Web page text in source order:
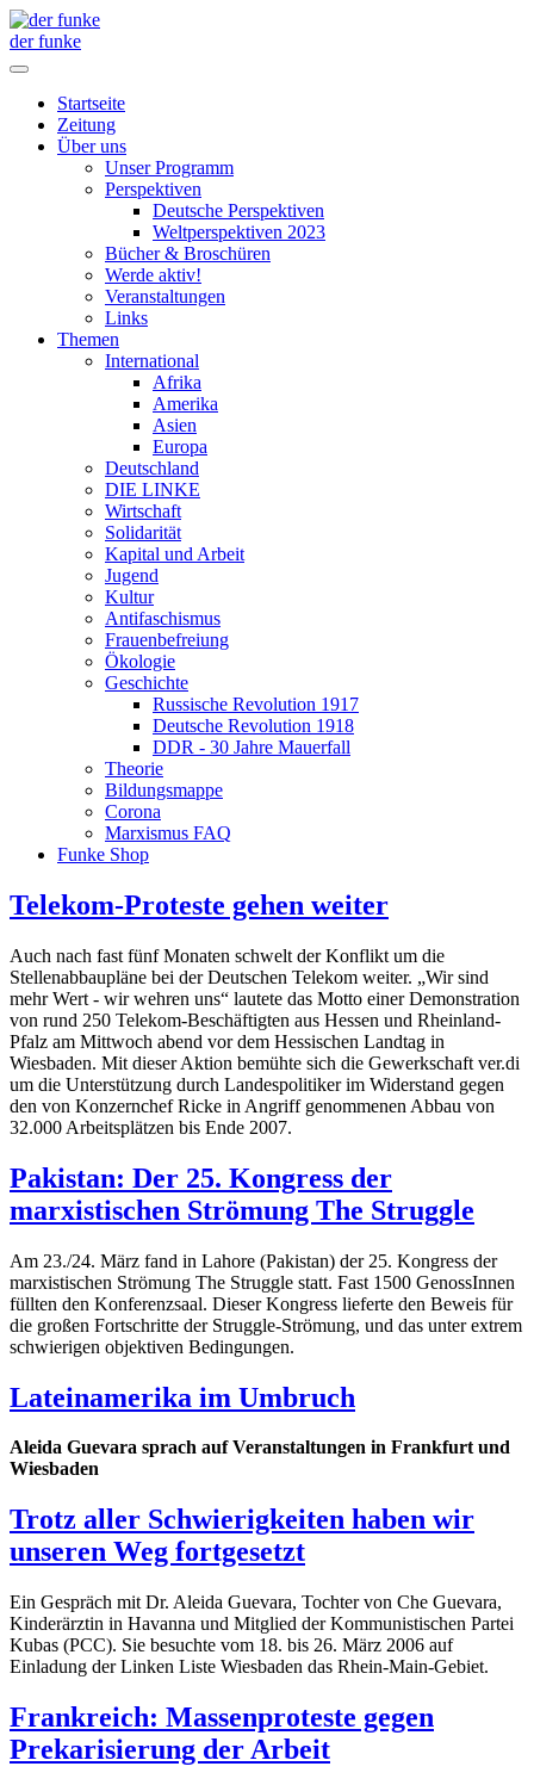
der funke
Startseite
Zeitung
Über uns
Unser Programm
Perspektiven
Deutsche Perspektiven
Weltperspektiven 2023
Bücher & Broschüren
Werde aktiv!
Veranstaltungen
Links
Themen
International
Afrika
Amerika
Asien
Europa
Deutschland
DIE LINKE
Wirtschaft
Solidarität
Kapital und Arbeit
Jugend
Kultur
Antifaschismus
Frauenbefreiung
Ökologie
Geschichte
Russische Revolution 1917
Deutsche Revolution 1918
DDR - 30 Jahre Mauerfall
Theorie
Bildungsmappe
Corona
Marxismus FAQ
Funke Shop
Telekom-Proteste gehen weiter
Auch nach fast fünf Monaten schwelt der Konflikt um die
Stellenabbaupläne bei der Deutschen Telekom weiter. „Wir sind
mehr Wert - wir wehren uns“ lautete das Motto einer Demonstration
von rund 250 Telekom-Beschäftigten aus Hessen und Rheinland-
Pfalz am Mittwoch abend vor dem Hessischen Landtag in
Wiesbaden. Mit dieser Aktion bemühte sich die Gewerkschaft ver.di
um die Unterstützung durch Landespolitiker im Widerstand gegen
den von Konzernchef Ricke in Angriff genommenen Abbau von
32.000 Arbeitsplätzen bis Ende 2007.
Pakistan: Der 25. Kongress der
marxistischen Strömung The Struggle
Am 23./24. März fand in Lahore (Pakistan) der 25. Kongress der
marxistischen Strömung The Struggle statt. Fast 1500 GenossInnen
füllten den Konferenzsaal. Dieser Kongress lieferte den Beweis für
die großen Fortschritte der Struggle-Strömung, und das unter extrem
schwierigen objektiven Bedingungen.
Lateinamerika im Umbruch
Aleida Guevara sprach auf Veranstaltungen in Frankfurt und
Wiesbaden
Trotz aller Schwierigkeiten haben wir
unseren Weg fortgesetzt
Ein Gespräch mit Dr. Aleida Guevara, Tochter von Che Guevara,
Kinderärztin in Havanna und Mitglied der Kommunistischen Partei
Kubas (PCC). Sie besuchte vom 18. bis 26. März 2006 auf
Einladung der Linken Liste Wiesbaden das Rhein-Main-Gebiet.
Frankreich: Massenproteste gegen
Prekarisierung der Arbeit